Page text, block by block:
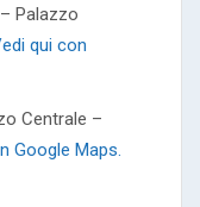
Palazzo
qui con
Centrale –
Google Maps.